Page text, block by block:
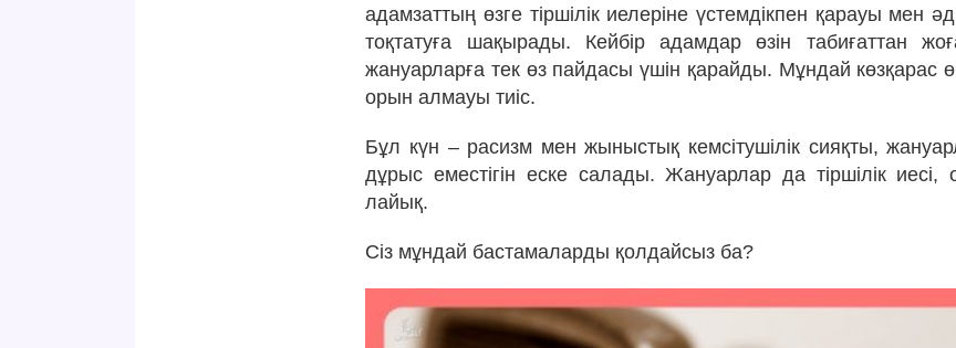
адамзаттың өзге тіршілік иелеріне үстемдікпен қарауы мен
тоқтатуға шақырады. Кейбір адамдар өзін табиғаттан
жануарларға тек өз пайдасы үшін қарайды. Мұндай көзқарас
орын алмауы тиіс.
Бұл күн – расизм мен жыныстық кемсітушілік сияқты,
дұрыс еместігін еске салады. Жануарлар да тіршілік иесі,
лайық.
Сіз мұндай бастамаларды қолдайсыз ба?